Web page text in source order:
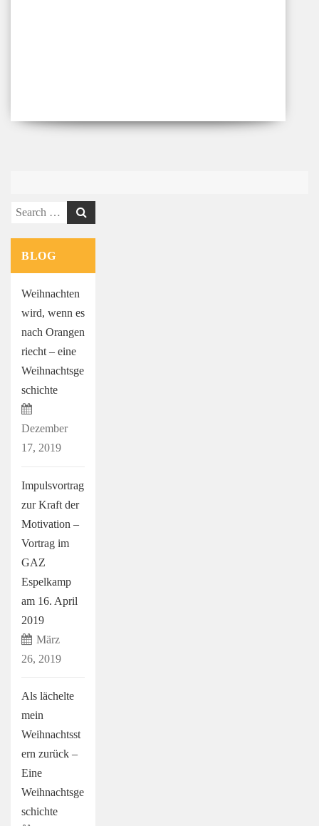
Search
BLOG
Weihnachten
wird, wenn es
nach Orangen
riecht – eine
Weihnachtsge
schichte
Dezember
17, 2019
Impulsvortrag
zur Kraft der
Motivation –
Vortrag im
GAZ
Espelkamp
am 16. April
2019
März
26, 2019
Als lächelte
mein
Weihnachtsst
ern zurück –
Eine
Weihnachtsge
schichte